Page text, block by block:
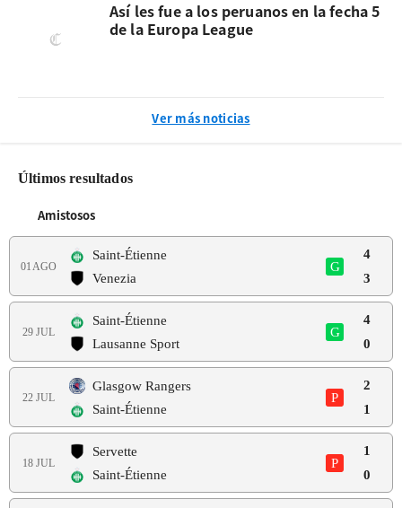
Así les fue a los peruanos en la fecha 5
de la Europa League
Ver más noticias
Últimos resultados
Amistosos
01 AGO
Saint-Étienne
Venezia
G
4
3
29 JUL
Saint-Étienne
Lausanne Sport
G
4
0
22 JUL
Glasgow Rangers
Saint-Étienne
P
2
1
18 JUL
Servette
Saint-Étienne
P
1
0